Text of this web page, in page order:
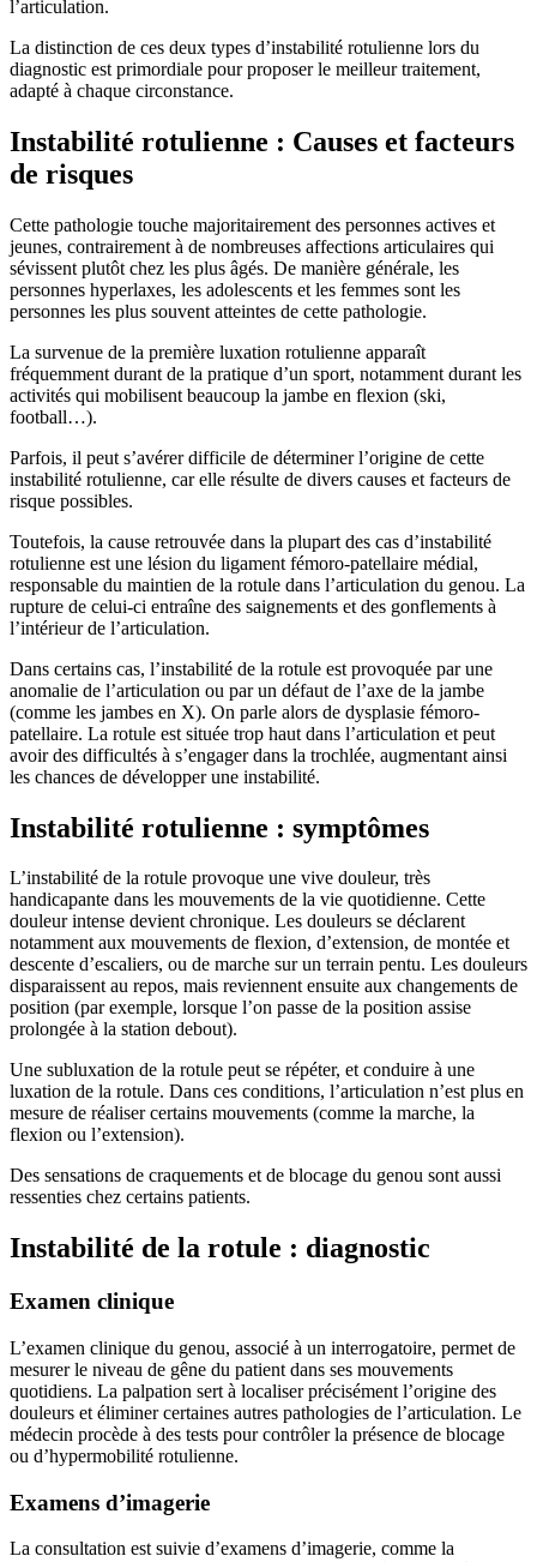
l’articulation.
La distinction de ces deux types d’instabilité rotulienne lors du
diagnostic est primordiale pour proposer le meilleur traitement,
adapté à chaque circonstance.
Instabilité rotulienne : Causes et facteurs
de risques
Cette pathologie touche majoritairement des personnes actives et
jeunes, contrairement à de nombreuses affections articulaires qui
sévissent plutôt chez les plus âgés. De manière générale, les
personnes hyperlaxes, les adolescents et les femmes sont les
personnes les plus souvent atteintes de cette pathologie.
La survenue de la première luxation rotulienne apparaît
fréquemment durant de la pratique d’un sport, notamment durant les
activités qui mobilisent beaucoup la jambe en flexion (ski,
football…).
Parfois, il peut s’avérer difficile de déterminer l’origine de cette
instabilité rotulienne, car elle résulte de divers causes et facteurs de
risque possibles.
Toutefois, la cause retrouvée dans la plupart des cas d’instabilité
rotulienne est une lésion du ligament fémoro-patellaire médial,
responsable du maintien de la rotule dans l’articulation du genou. La
rupture de celui-ci entraîne des saignements et des gonflements à
l’intérieur de l’articulation.
Dans certains cas, l’instabilité de la rotule est provoquée par une
anomalie de l’articulation ou par un défaut de l’axe de la jambe
(comme les jambes en X). On parle alors de dysplasie fémoro-
patellaire. La rotule est située trop haut dans l’articulation et peut
avoir des difficultés à s’engager dans la trochlée, augmentant ainsi
les chances de développer une instabilité.
Instabilité rotulienne : symptômes
L’instabilité de la rotule provoque une vive douleur, très
handicapante dans les mouvements de la vie quotidienne. Cette
douleur intense devient chronique. Les douleurs se déclarent
notamment aux mouvements de flexion, d’extension, de montée et
descente d’escaliers, ou de marche sur un terrain pentu. Les douleurs
disparaissent au repos, mais reviennent ensuite aux changements de
position (par exemple, lorsque l’on passe de la position assise
prolongée à la station debout).
Une subluxation de la rotule peut se répéter, et conduire à une
luxation de la rotule. Dans ces conditions, l’articulation n’est plus en
mesure de réaliser certains mouvements (comme la marche, la
flexion ou l’extension).
Des sensations de craquements et de blocage du genou sont aussi
ressenties chez certains patients.
Instabilité de la rotule : diagnostic
Examen clinique
L’examen clinique du genou, associé à un interrogatoire, permet de
mesurer le niveau de gêne du patient dans ses mouvements
quotidiens. La palpation sert à localiser précisément l’origine des
douleurs et éliminer certaines autres pathologies de l’articulation. Le
médecin procède à des tests pour contrôler la présence de blocage
ou d’hypermobilité rotulienne.
Examens d’imagerie
La consultation est suivie d’examens d’imagerie, comme la